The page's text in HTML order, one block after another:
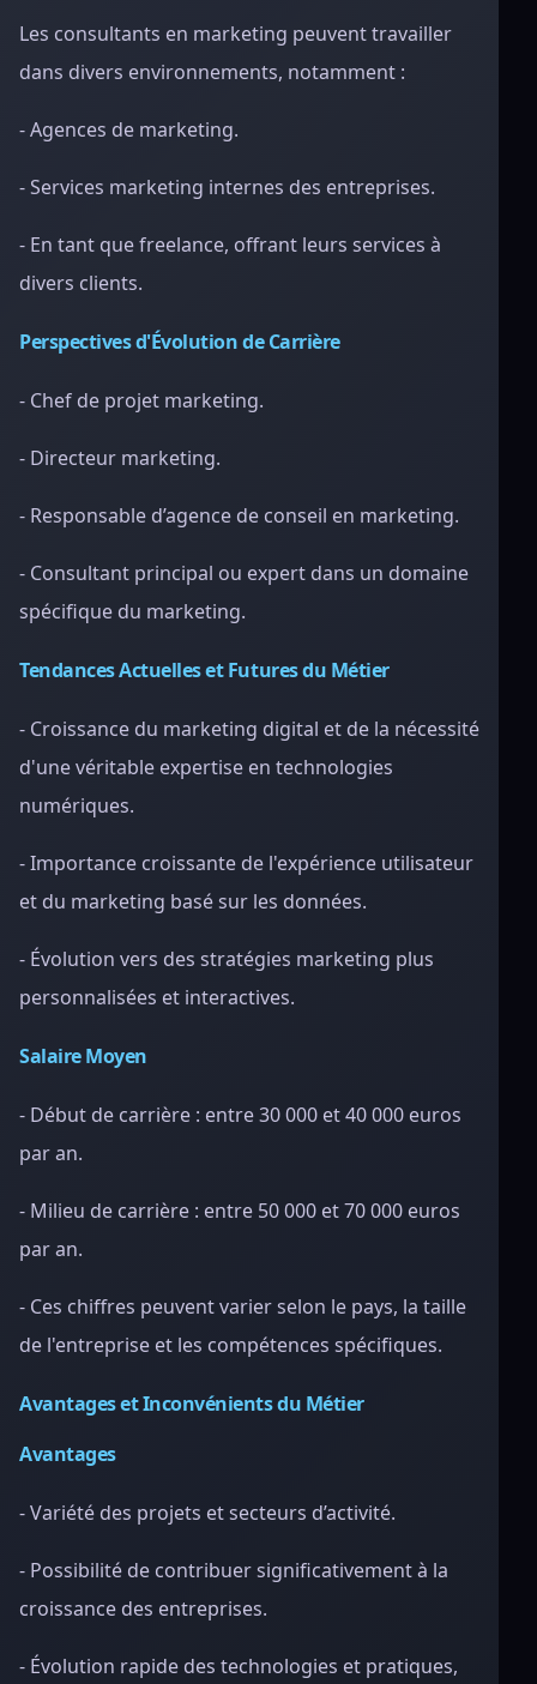
Les consultants en marketing peuvent travailler
dans divers environnements, notamment :
- Agences de marketing.
- Services marketing internes des entreprises.
- En tant que freelance, offrant leurs services à
divers clients.
Perspectives d'Évolution de Carrière
- Chef de projet marketing.
- Directeur marketing.
- Responsable d’agence de conseil en marketing.
- Consultant principal ou expert dans un domaine
spécifique du marketing.
Tendances Actuelles et Futures du Métier
- Croissance du marketing digital et de la nécessité
d'une véritable expertise en technologies
numériques.
- Importance croissante de l'expérience utilisateur
et du marketing basé sur les données.
- Évolution vers des stratégies marketing plus
personnalisées et interactives.
Salaire Moyen
- Début de carrière : entre 30 000 et 40 000 euros
par an.
- Milieu de carrière : entre 50 000 et 70 000 euros
par an.
- Ces chiffres peuvent varier selon le pays, la taille
de l'entreprise et les compétences spécifiques.
Avantages et Inconvénients du Métier
Avantages
- Variété des projets et secteurs d’activité.
- Possibilité de contribuer significativement à la
croissance des entreprises.
- Évolution rapide des technologies et pratiques,